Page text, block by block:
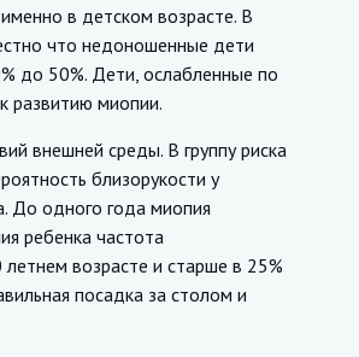
в детском возрасте. В
что недоношенные дети
до 50%. Дети, ослабленные по
развитию миопии.
внешней среды. В группу риска
близорукости у
До одного года миопия
ребенка частота
возрасте и старше в 25%
посадка за столом и